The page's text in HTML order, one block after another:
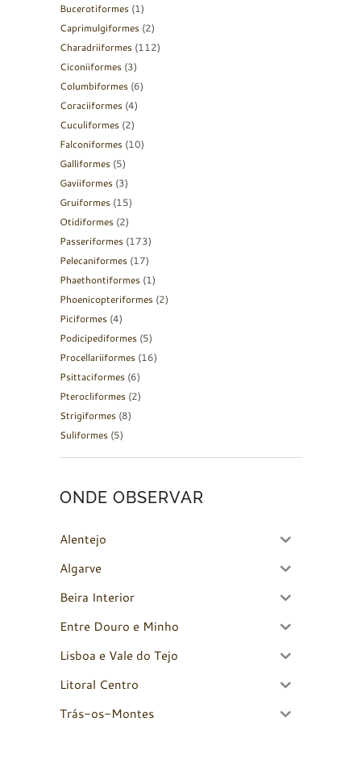
Bucerotiformes (1)
Caprimulgiformes (2)
Charadriiformes (112)
Ciconiiformes (3)
Columbiformes (6)
Coraciiformes (4)
Cuculiformes (2)
Falconiformes (10)
Galliformes (5)
Gaviiformes (3)
Gruiformes (15)
Otidiformes (2)
Passeriformes (173)
Pelecaniformes (17)
Phaethontiformes (1)
Phoenicopteriformes (2)
Piciformes (4)
Podicipediformes (5)
Procellariiformes (16)
Psittaciformes (6)
Pterocliformes (2)
Strigiformes (8)
Suliformes (5)
ONDE OBSERVAR
Alentejo
Algarve
Beira Interior
Entre Douro e Minho
Lisboa e Vale do Tejo
Litoral Centro
Trás-os-Montes